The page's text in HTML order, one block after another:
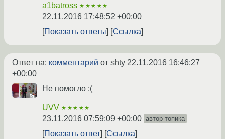
a1batross ★★★★★
22.11.2016 17:48:52 +00:00
Показать ответы
Ссылка
Ответ на: комментарий от shty 22.11.2016 16:46:27
+00:00
Не помогло :(
UVV ★★★★★
23.11.2016 07:59:09 +00:00 автор топика
Показать ответ Ссылка